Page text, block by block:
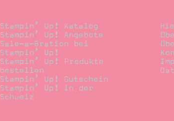
Stampin’ Up! Katalog
Stampin’ Up! Angebote
Sale-a-Bration bei
Stampin’ Up!
Stampin’ Up! Produkte
bestellen
Stampin’ Up! Gutschein
Stampin’ Up! in der
Schweiz